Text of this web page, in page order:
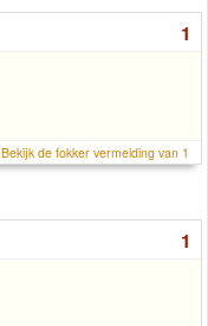
1
Bekijk de fokker vermelding van 1
1